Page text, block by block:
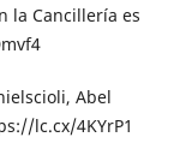
la Cancillería es
Abel
lc.cx/4KYrP1